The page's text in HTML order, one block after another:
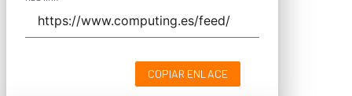
COPIAR ENLACE